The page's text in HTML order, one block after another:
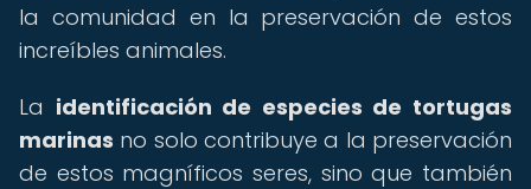
la comunidad en la preservación de estos
increíbles animales.
La identificación de especies de tortugas
marinas no solo contribuye a la preservación
de estos magníficos seres, sino que también